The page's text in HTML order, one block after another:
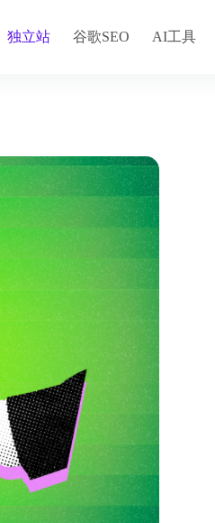
独立站 谷歌SEO AI工具